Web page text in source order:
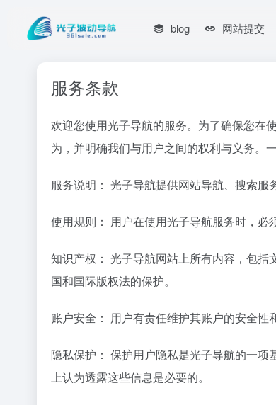
blog 网站提交
服务条款
欢迎您使用光子导航的服务。为了确保您在
为，并明确我们与用户之间的权利与义务。
服务说明： 光子导航提供网站导航、搜索服
使用规则： 用户在使用光子导航服务时，必
知识产权： 光子导航网站上所有内容，包
国和国际版权法的保护。
账户安全： 用户有责任维护其账户的安全性
隐私保护： 保护用户隐私是光子导航的一
上认为透露这些信息是必要的。